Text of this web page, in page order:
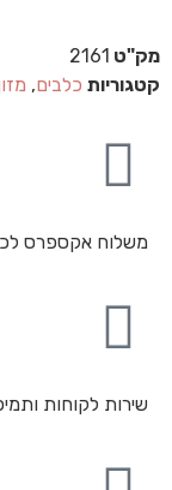
מק"ט 2161
קטגוריות כלבים,
משלוח אקספרס
שירות לקוחות